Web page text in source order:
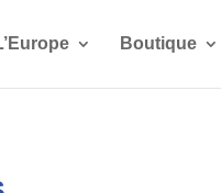
Boutique